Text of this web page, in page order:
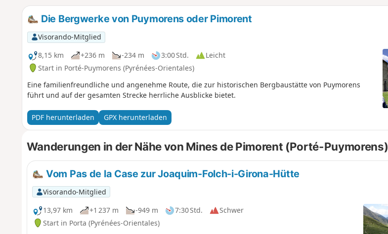
Die Bergwerke von Puymorens oder Pimorent
Visorando-Mitglied
8,15 km
+236 m -234 m 3:00 Std.
Leicht
Start in Porté-Puymorens (Pyrénées-Orientales)
Eine familienfreundliche und angenehme Route, die zur historischen Bergbaustätte von Puymorens
führt und auf der gesamten Strecke herrliche Ausblicke bietet.
PDF herunterladen GPX herunterladen
Wanderungen in der Nähe von Mines de Pimorent (Porté-Puymorens)
Vom Pas de la Case zur Joaquim-Folch-i-Girona-Hütte
Visorando-Mitglied
13,97 km
+1 237 m -949 m 7:30 Std.
Schwer
Start in Porta (Pyrénées-Orientales)